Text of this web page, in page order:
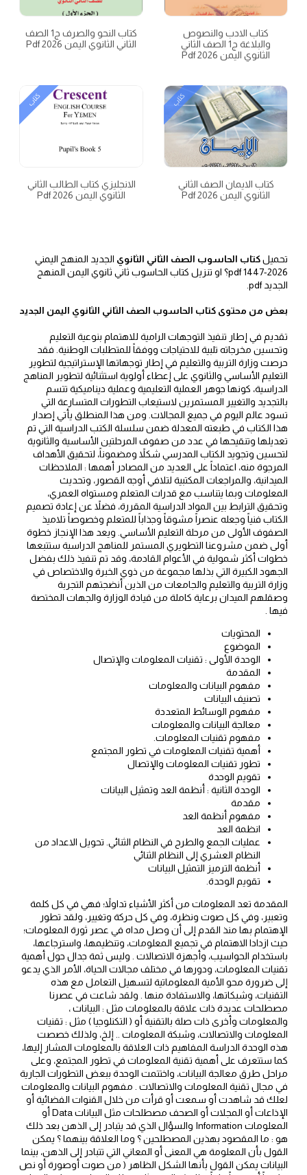
كتاب الادب والنصوص
والبلاغة ج1 الصف الثاني
الثانوي اليمن 2026 Pdf
كتاب النحو والصرف ج1 الصف
الثاني الثانوي اليمن 2026 Pdf
كتاب الايمان الصف الثاني
الثانوي اليمن 2026 Pdf
كتاب
الانجليزي كتاب الطالب الثاني
الثانوي اليمن 2026 Pdf
كتاب
تحميلكتاب الحاسوب الصف الثاني الثانويالجديد المنهج اليمني
2026-1447 pdf؟ او تنزيل كتاب الحاسوب ثاني ثانوي اليمن المنهج
الجديد pdf.
بعض من محتوى كتاب الحاسوب الصف الثاني الثانوي اليمن الجديد
تقديم في إطار تنفيذ التوجهات الرامية للاهتمام بنوعية التعليم
وتحسين مخرجاته تلبية للاحتياجات ووفقاً للمتطلبات الوطنية. فقد
حرصت وزارة التربية والتعليم في إطار توجهاتها الإستراتيجية لتطوير
التعليم الأساسي والثانوي على إعطاء أولوية استثنائية لتطوير المناهج
الدراسية، كونها جوهر العملية التعليمية وعملية ديناميكية تتسم
بالتجديد والتغيير المستمرين لاستيعاب التطورات المتسارعة التي
تسود عالم اليوم في جميع المجالات. ومن هذا المنطلق يأتي إصدار
هذا الكتاب في طبعته المعدلة ضمن سلسلة الكتب الدراسية التي تم
تعديلها وتنقيحها في عدد من صفوف المرحلتين الأساسية والثانوية
لتحسين وتجويد الكتاب المدرسي شكلاً ومضموناً، لتحقيق الأهداف
المرجوة منه، اعتماداً على العديد من المصادر أهمها : الملاحظات
الميدانية، والمراجعات المكتبية لتلافي أوجه القصور، وتحديث
المعلومات وبما يتناسب مع قدرات المتعلم ومستواه العمري،
وتحقيق الترابط بين المواد الدراسية المقررة، فضلاً عن إعادة تصميم
الكتاب فنياً وجعله عنصراً مشوقاً وجذاباً للمتعلم وخصوصاً تلاميذ
الصفوف الأولى من مرحلة التعليم الأساسي. ويعد هذا الإنجاز خطوة
أولى ضمن مشروعنا التطويري المستمر للمناهج الدراسية ستتبعها
خطوات أكثر شمولية في الأعوام القادمة، وقد تم تنفيذ ذلك بفضل
الجهود الكبيرة التي بذلها مجموعة من ذوي الخبرة والاختصاص في
وزارة التربية والتعليم والجامعات من الذين أنضجتهم التجربة
وصقلهم الميدان برعاية كاملة من قيادة الوزارة والجهات المختصة
فيها .
المحتويات
الموضوع
الوحدة الأولى : تقنيات المعلومات والإتصال
المقدمة
مفهوم البيانات والمعلومات
تصنيف البيانات
مفهوم الوسائط المتعددة
معالجة البيانات والمعلومات
مفهوم تقنيات المعلومات.
أهمية تقنيات المعلومات في تطور المجتمع
تطور تقنيات المعلومات والإتصال
تقويم الوحدة
الوحدة الثانية : أنظمة العد وتمثيل البيانات
مقدمة
مفهوم أنظمة العد
انظمة العد
عمليات الجمع والطرح في النظام الثنائي. تحويل الاعداد من
النظام العشري إلى النظام الثنائي
أنظمة الترميز التمثيل البيانات
تقويم الوحدة.
المقدمة تعد المعلومات من أكثر الأشياء تداولاً؛ فهي في كل كلمة
وتعبير، وفي كل صوت ونظرة، وفي كل حركة وتغيير، ولقد تطور
الإهتمام بها منذ القدم إلى أن وصل مداه في عصر ثورة المعلومات؛
حيث ازدادا الاهتمام في تجميع المعلومات، وتنظيمها، واسترجاعها،
باستخدام الحواسيب، وأجهزة الاتصالات . وليس ثمة جدال حول أهمية
تقنيات المعلومات، ودورها في مختلف مجالات الحياة، الأمر الذي يدعو
إلى ضرورة محو الأمية المعلوماتية لتسهيل التعامل مع هذه
التقنيات، وشبكاتها، والاستفادة منها . ولقد شاعت في عصرنا
مصطلحات عديدة ذات علاقة بالمعلومات مثل : البيانات ،
والمعلومات وأخرى ذات صلة بالتقنية أو ( التكنلوجيا ) مثل : تقنيات
المعلومات والاتصالات، وشبكة المعلومات .. إلخ، ولذلك خصصت
هذه الوحدة الدراسة المفاهيم ذات العلاقة بالمعلومات المشار إليها،
كما ستتعرف على أهمية تقنية المعلومات في تطور المجتمع، وعلى
مراحل طرق معالجة البيانات، واختتمت الوحدة ببعض التطورات الجارية
في مجال تقنية المعلومات والاتصالات . مفهوم البيانات والمعلومات
لعلك قد شاهدت أو سمعت أو قرأت من خلال القنوات الفضائية أو
الإذاعات أو المجلات أو الصحف مصطلحات مثل البيانات Data أو
المعلومات Information والسؤال الذي قد يتبادر إلى الذهن بعد ذلك
هو : ما المقصود بهذين المصطلحين ؟ وما العلاقة بينهما ؟ يمكن
القول بأن المعلومة هي المعنى أو المعاني التي تتبادر إلى الذهن، بينما
البيانات يمكن القول بأنها الشكل الظاهر ( من صوت أوصورة أو نص